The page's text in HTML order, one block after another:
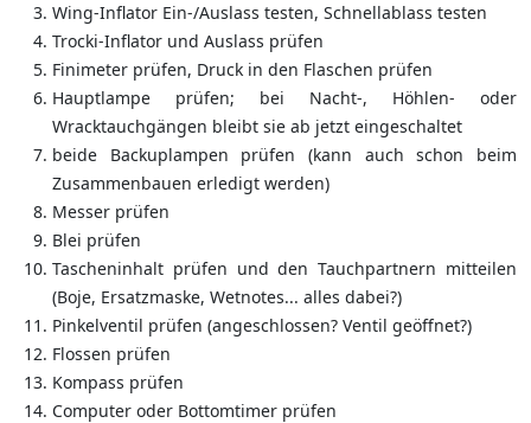
Wing-Inflator Ein-/Auslass testen, Schnellablass testen
Trocki-Inflator und Auslass prüfen
Finimeter prüfen, Druck in den Flaschen prüfen
Hauptlampe prüfen; bei Nacht-, Höhlen- oder
Wracktauchgängen bleibt sie ab jetzt eingeschaltet
beide Backuplampen prüfen (kann auch schon beim
Zusammenbauen erledigt werden)
Messer prüfen
Blei prüfen
Tascheninhalt prüfen und den Tauchpartnern mitteilen
(Boje, Ersatzmaske, Wetnotes... alles dabei?)
Pinkelventil prüfen (angeschlossen? Ventil geöffnet?)
Flossen prüfen
Kompass prüfen
Computer oder Bottomtimer prüfen